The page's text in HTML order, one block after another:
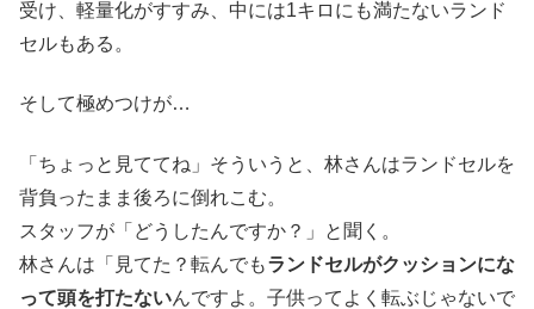
受け、軽量化がすすみ、中には1キロにも満たないランド
セルもある。
そして極めつけが…
「ちょっと見ててね」そういうと、林さんはランドセルを
背負ったまま後ろに倒れこむ。
スタッフが「どうしたんですか？」と聞く。
林さんは「見てた？転んでもランドセルがクッションにな
って頭を打たないんですよ。子供ってよく転ぶじゃないで